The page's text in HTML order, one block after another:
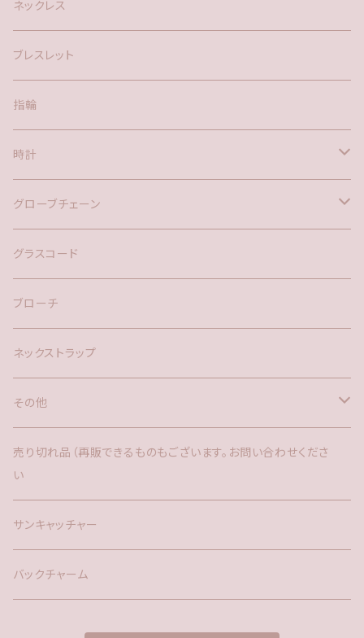
silver925
アメリカン
ポスト
ネックレス
ブレスレット
指輪
時計
バックチャーム
ネックレス
グローブチェーン
バックチャーム
グラスコード
ブローチ
ネックストラップ
その他
バックチャーム
時計
サンキャッチャー
売り切れ品（再販できるものもございます。お問い合わせくださ
い
サンキャッチャー
バックチャーム